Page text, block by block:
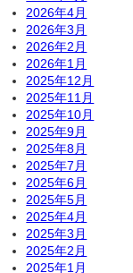
2026年4月
2026年3月
2026年2月
2026年1月
2025年12月
2025年11月
2025年10月
2025年9月
2025年8月
2025年7月
2025年6月
2025年5月
2025年4月
2025年3月
2025年2月
2025年1月